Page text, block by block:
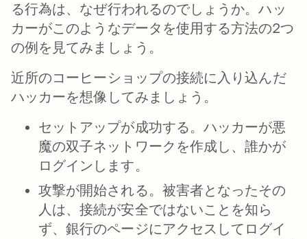
る行為は、なぜ行われるのでしょうか。ハッ
カーがこのようなデータを使用する方法の2つ
の例を見てみましょう。
近所のコーヒーショップの接続に入り込んだ
ハッカーを想像してみましょう。
セットアップが成功する。 ハッカーが悪
魔の双子ネットワークを作成し、誰かが
ログインします。
攻撃が開始される。 被害者となったその
人は、接続が安全ではないことを知ら
ず、銀行のページにアクセスしてログイ